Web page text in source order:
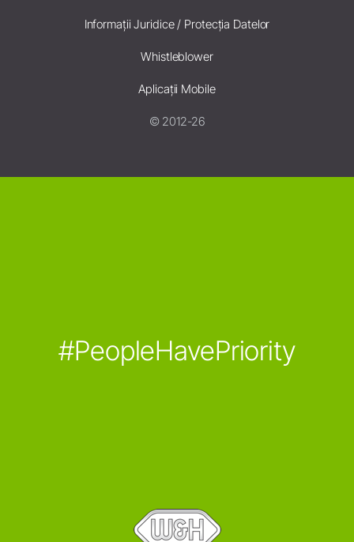
Informații Juridice / Protecția Datelor
Whistleblower
Aplicații Mobile
© 2012-26
#PeopleHavePriority